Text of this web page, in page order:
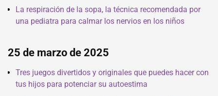
La respiración de la sopa, la técnica recomendada por
una pediatra para calmar los nervios en los niños
25 de marzo de 2025
Tres juegos divertidos y originales que puedes hacer con
tus hijos para potenciar su autoestima